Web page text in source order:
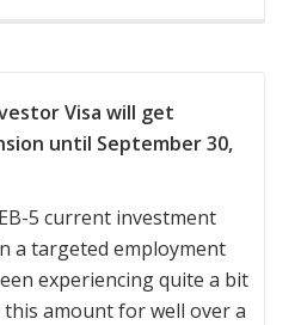
Visa will get
until September 30,
5 current investment
a targeted employment
experiencing quite a bit
amount for well over a